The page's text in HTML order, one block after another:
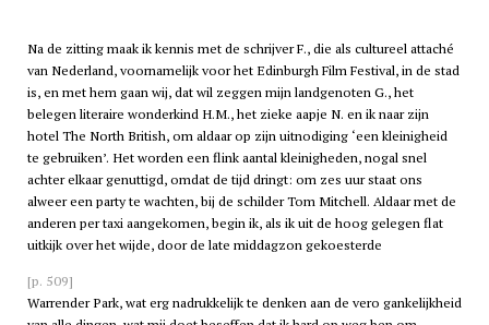
Na de zitting maak ik kennis met de schrijver F., die als cultureel attaché
van Nederland, voornamelijk voor het Edinburgh Film Festival, in de stad
is, en met hem gaan wij, dat wil zeggen mijn landgenoten G., het
belegen literaire wonderkind H.M., het zieke aapje N. en ik naar zijn
hotel The North British, om aldaar op zijn uitnodiging ‘een kleinigheid
te gebruiken’. Het worden een flink aantal kleinigheden, nogal snel
achter elkaar genuttigd, omdat de tijd dringt: om zes uur staat ons
alweer een party te wachten, bij de schilder Tom Mitchell. Aldaar met de
anderen per taxi aangekomen, begin ik, als ik uit de hoog gelegen flat
uitkijk over het wijde, door de late middagzon gekoesterde
[p. 509]
Warrender Park, wat erg nadrukkelijk te denken aan de vero gankelijkheid